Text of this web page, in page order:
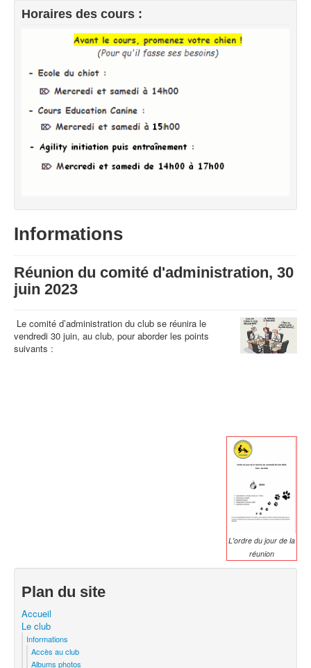
Horaires des cours :
Informations
Réunion du comité d'administration, 30
juin 2023
Le comité d’administration du club se réunira le
vendredi 30 juin, au club, pour aborder les points
suivants :
L'ordre du jour de la
réunion
Plan du site
Accueil
Le club
Informations
Accès au club
Albums photos